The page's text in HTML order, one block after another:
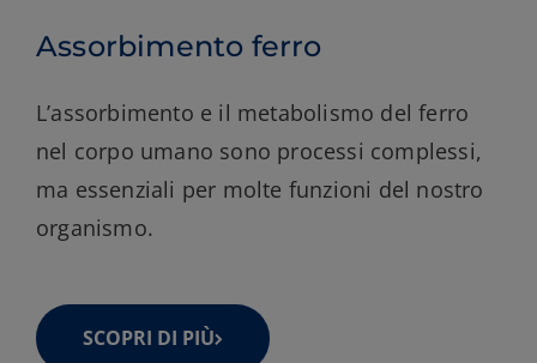
Assorbimento ferro
L’assorbimento e il metabolismo del ferro
nel corpo umano sono processi complessi,
ma essenziali per molte funzioni del nostro
organismo.
SCOPRI DI PIÙ